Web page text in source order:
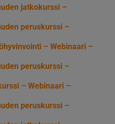
jatkokurssi –
peruskurssi –
– Webinaari –
peruskurssi –
– Webinaari –
peruskurssi –